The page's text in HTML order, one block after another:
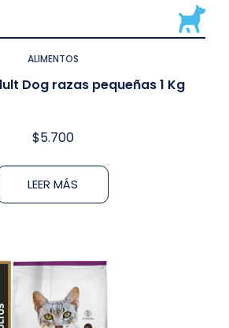
ALIMENTOS
Dog razas pequeñas 1 Kg
$5.700
LEER MÁS